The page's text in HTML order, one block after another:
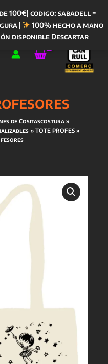
100€| codigo: sabadell =
|
100% hecho a mano
disponible Descartar
de Cositascostura
TOTE PROFES